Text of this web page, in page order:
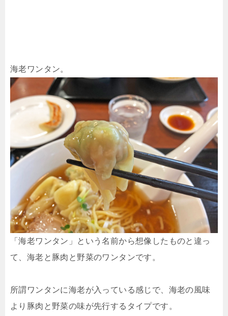
海老ワンタン。
「海老ワンタン」という名前から想像したものと違っ
て、海老と豚肉と野菜のワンタンです。
所謂ワンタンに海老が入っている感じで、海老の風味
より豚肉と野菜の味が先行するタイプです。